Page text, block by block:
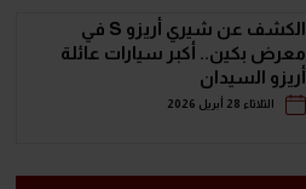
الكشف عن شيري أريزو S في
معرض بكين.. أكبر سيارات عائلة
أريزو السيدان
الثلاثاء 28 أبريل 2026